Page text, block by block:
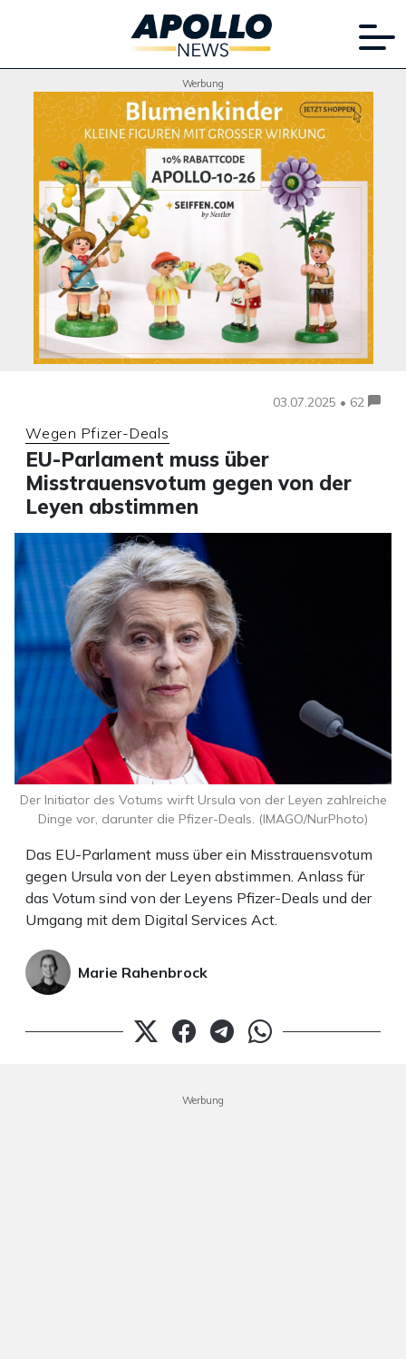
Werbung
03.07.2025 • 62
Wegen Pfizer-Deals
EU-Parlament muss über
Misstrauensvotum gegen von der
Leyen abstimmen
Das EU-Parlament muss über ein Misstrauensvotum
gegen Ursula von der Leyen abstimmen. Anlass für
das Votum sind von der Leyens Pfizer-Deals und der
Umgang mit dem Digital Services Act.
Marie Rahenbrock
Der Initiator des Votums wirft Ursula von der Leyen zahlreiche
Dinge vor, darunter die Pfizer-Deals. (IMAGO/NurPhoto)
Werbung